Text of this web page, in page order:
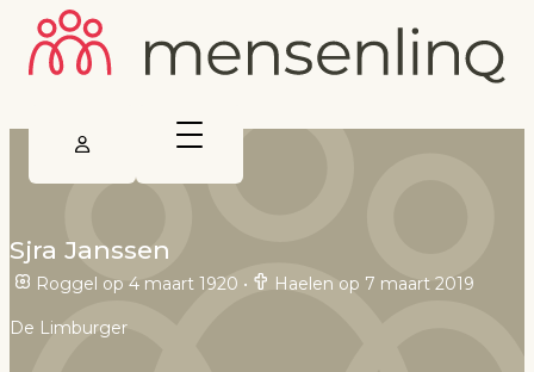
Sjra Janssen
Roggel op 4 maart 1920 • Haelen op 7 maart 2019
De Limburger